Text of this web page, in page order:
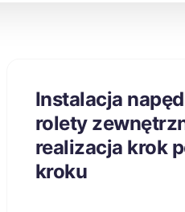
Instalacja
rolety
realizacja krok
kroku